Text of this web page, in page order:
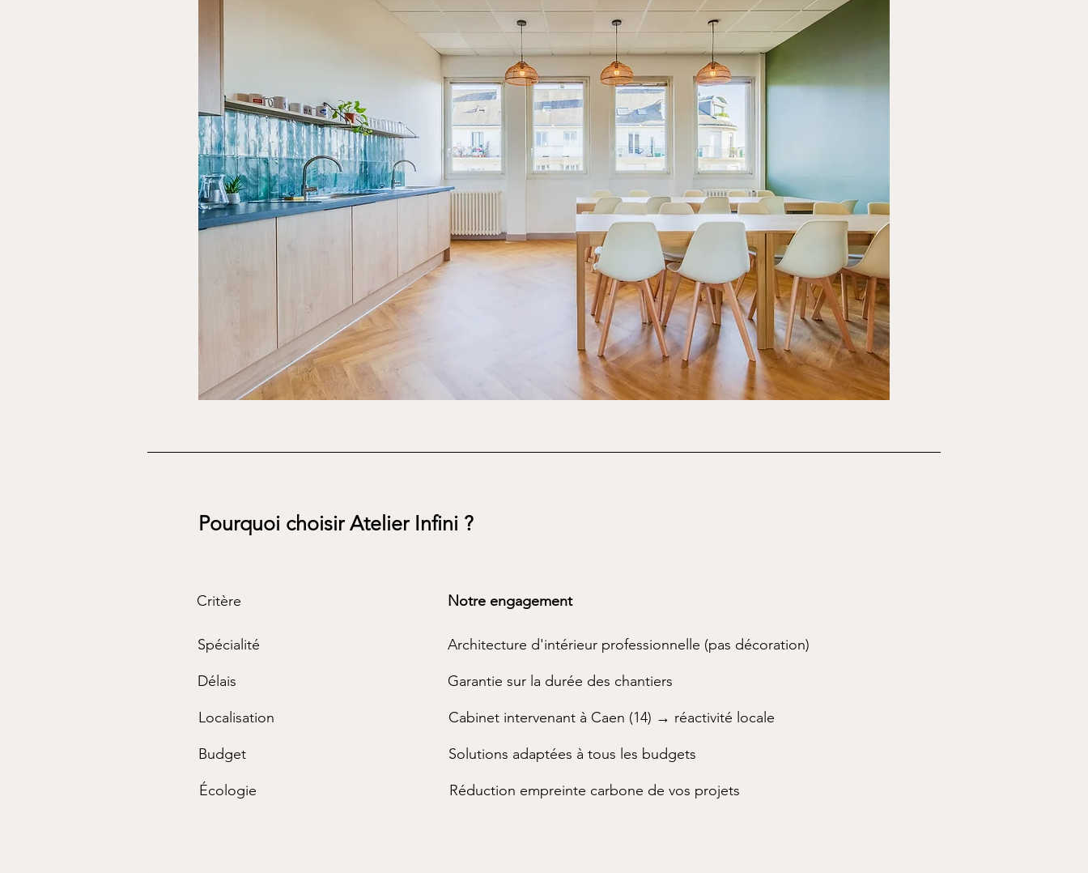
Pourquoi choisir Atelier Infini ?
Critère
Spécialité
Délais
Localisation
Budget
Écologie
Notre engagement
Architecture d'intérieur professionnelle (pas décoration)
Garantie sur la durée des chantiers
Cabinet intervenant à Caen (14) → réactivité locale
Solutions adaptées à tous les budgets
Réduction empreinte carbone de vos projets